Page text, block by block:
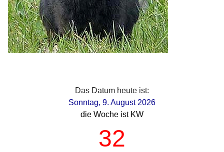
Das Datum heute ist:
Sonntag, 9. August 2026
die Woche ist KW
32